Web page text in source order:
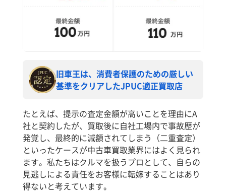
旧車王は、消費者保護のための厳しい
基準をクリアしたJPUC適正買取店
たとえば、提示の査定金額が高いことを理由にA
社と契約したが、買取後に自社工場内で事故歴が
発覚し、最終的に減額されてしまう（二重査定）
といったケースが中古車買取業界にはよく見られ
ます。私たちはクルマを扱うプロとして、自らの
見逃しによる責任をお客様に転嫁することはあり
得ないと考えています。